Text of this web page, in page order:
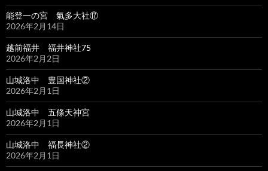
能登一の宮 氣多大社⑰
2026年2月14日
越前福井 福井神社75
2026年2月2日
山城洛中 豊国神社②
2026年2月1日
山城洛中 五條天神宮
2026年2月1日
山城洛中 福長神社②
2026年2月1日